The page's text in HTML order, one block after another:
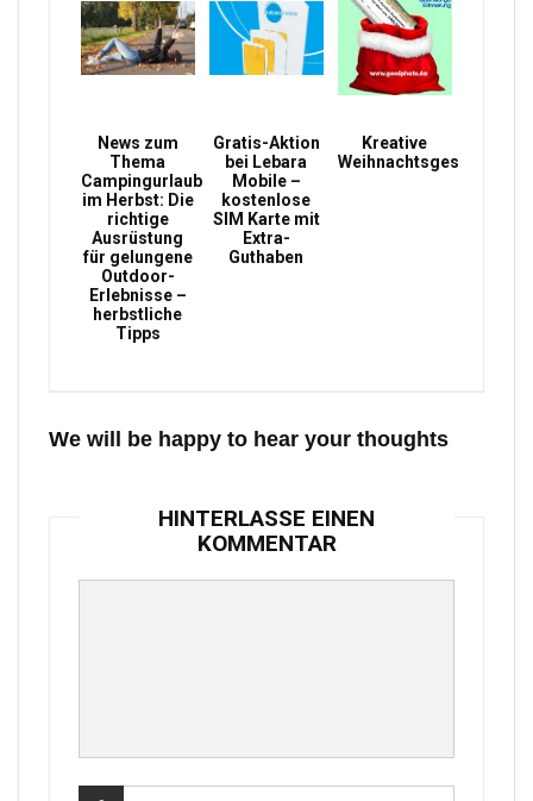
News zum
Thema
Campingurlaub
im Herbst: Die
richtige
Ausrüstung
für gelungene
Outdoor-
Erlebnisse –
herbstliche
Tipps
Gratis-Aktion
bei Lebara
Mobile –
kostenlose
SIM Karte mit
Extra-
Guthaben
Kreative
Weihnachtsgeschenke
We will be happy to hear your thoughts
HINTERLASSE EINEN
KOMMENTAR